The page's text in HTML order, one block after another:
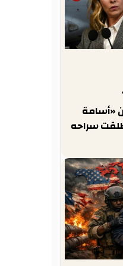
«أسامة
سراحه